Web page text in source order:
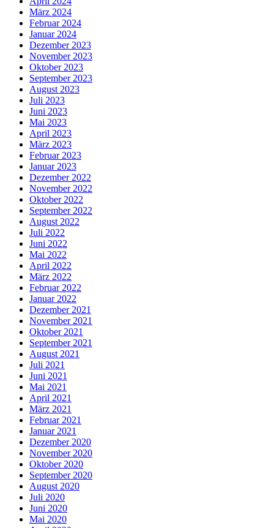
März 2024
Februar 2024
Januar 2024
Dezember 2023
November 2023
Oktober 2023
September 2023
August 2023
Juli 2023
Juni 2023
Mai 2023
April 2023
März 2023
Februar 2023
Januar 2023
Dezember 2022
November 2022
Oktober 2022
September 2022
August 2022
Juli 2022
Juni 2022
Mai 2022
April 2022
März 2022
Februar 2022
Januar 2022
Dezember 2021
November 2021
Oktober 2021
September 2021
August 2021
Juli 2021
Juni 2021
Mai 2021
April 2021
März 2021
Februar 2021
Januar 2021
Dezember 2020
November 2020
Oktober 2020
September 2020
August 2020
Juli 2020
Juni 2020
Mai 2020